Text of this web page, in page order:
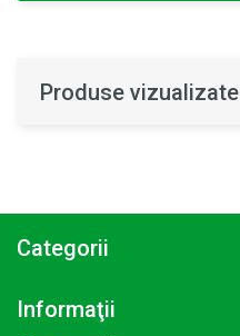
Produse vizualizate
Categorii
Informaţii